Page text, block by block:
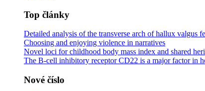
Top články
Detailed analysis of the transverse arch of hallux valgus
Choosing and enjoying violence in narratives
Novel loci for childhood body mass index and shared
The B-cell inhibitory receptor CD22 is a major factor in
Nové číslo